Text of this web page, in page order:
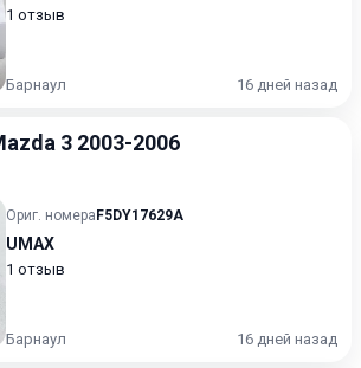
1 отзыв
Барнаул 16 дней назад
3 2003-2006
Ориг. номера F5DY17629A
UMAX
1 отзыв
Барнаул 16 дней назад